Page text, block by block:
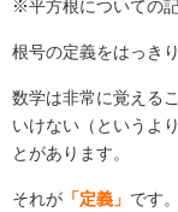
※平方根についての
根号の定義をはっき
数学は非常に覚える
いけない（というよ
とがあります。
それが 「定義」 です。